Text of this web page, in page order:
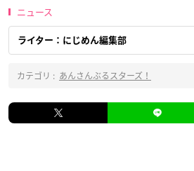
ニュース
ライター：にじめん編集部
カテゴリ : あんさんぶるスターズ！